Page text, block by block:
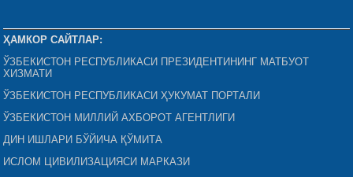
ҲАМКОР САЙТЛАР:
ЎЗБЕКИСТОН РЕСПУБЛИКАСИ ПРЕЗИДЕНТИНИНГ МАТБУОТ
ХИЗМАТИ
ЎЗБЕКИСТОН РЕСПУБЛИКАСИ ҲУКУМАТ ПОРТАЛИ
ЎЗБЕКИСТОН МИЛЛИЙ АХБОРОТ АГЕНТЛИГИ
ДИН ИШЛАРИ БЎЙИЧА ҚЎМИТА
ИСЛОМ ЦИВИЛИЗАЦИЯСИ МАРКАЗИ